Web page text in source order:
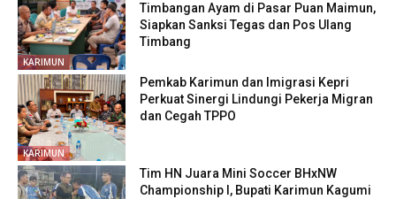
KARIMUN
Timbangan Ayam di Pasar Puan Maimun,
Siapkan Sanksi Tegas dan Pos Ulang
Timbang
KARIMUN
Pemkab Karimun dan Imigrasi Kepri
Perkuat Sinergi Lindungi Pekerja Migran
dan Cegah TPPO
Tim HN Juara Mini Soccer BHxNW
Championship I, Bupati Karimun Kagumi